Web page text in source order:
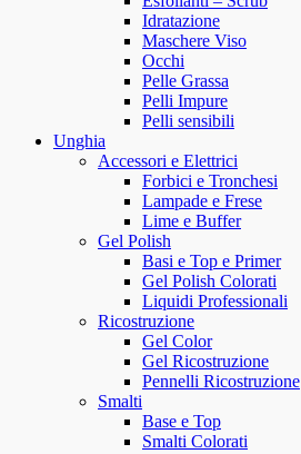
Idratazione
Maschere Viso
Occhi
Pelle Grassa
Pelli Impure
Pelli sensibili
Unghia
Accessori e Elettrici
Forbici e Tronchesi
Lampade e Frese
Lime e Buffer
Gel Polish
Basi e Top e Primer
Gel Polish Colorati
Liquidi Professionali
Ricostruzione
Gel Color
Gel Ricostruzione
Pennelli Ricostruzione
Smalti
Base e Top
Smalti Colorati